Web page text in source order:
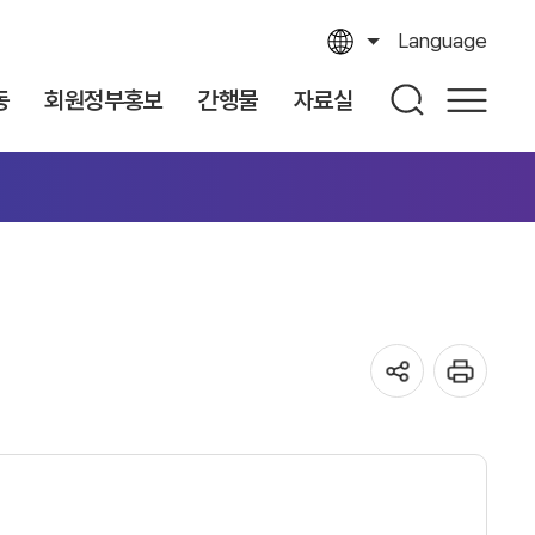
Language
회원정부홍보 간행물 자료실